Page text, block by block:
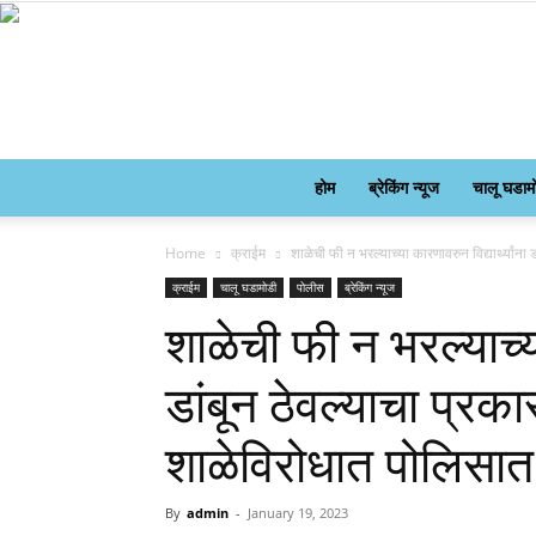
होम ब्रेकिंग न्यूज चालू
Home क्राईम शाळेची फी न भरल्याच्या कारणावरुन
क्राईम चालू घडामोडी पोलीस ब्रेकिंग न्यूज
शाळेची फी न
डांबून ठेवल्याचा
शाळेविरोधात
By admin - January 19, 2023